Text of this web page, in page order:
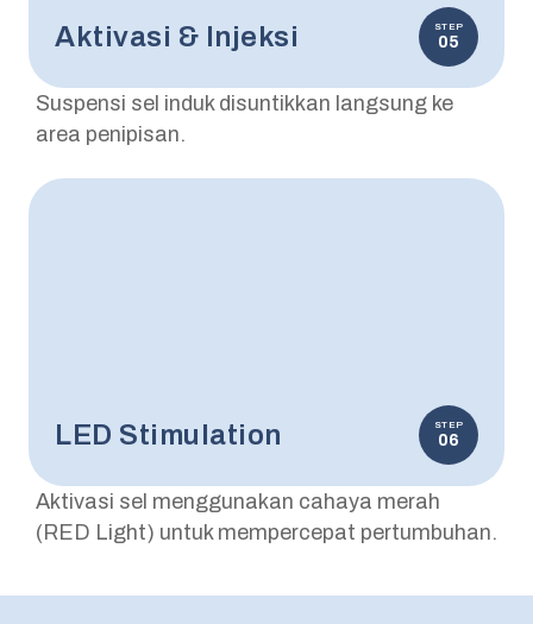
Aktivasi & Injeksi STEP
05
Suspensi sel induk disuntikkan langsung ke
area penipisan.
LED Stimulation STEP
06
Aktivasi sel menggunakan cahaya merah
(RED Light) untuk mempercepat pertumbuhan.